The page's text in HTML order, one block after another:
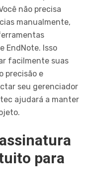
não precisa
manualmente,
EndNote. Isso
facilmente suas
precisão e
seu gerenciador
ajudará a manter
para